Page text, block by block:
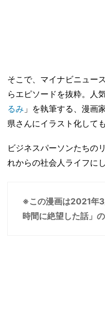
そこで、マイナビニュー
らエピソードを抜粋。人
るみ 」を執筆する、漫画
県さんにイラスト化して
ビジネスパーソンたちの
れからの社会人ライフに
※この漫画は2021年
時間に絶望した話」